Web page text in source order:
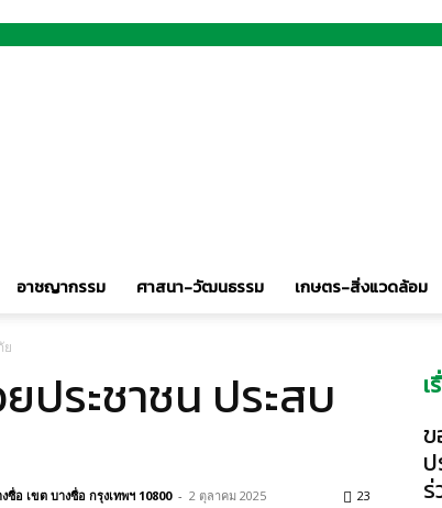
อาชญากรรม ศาสนา-วัฒนธรรม เกษตร-สิ่งแวดล้อม
ย
ประชาชน ประสบ
อ เขต บางซื่อ กรุงเทพฯ 10800 - 2 ตุลาคม 2025 23
เ